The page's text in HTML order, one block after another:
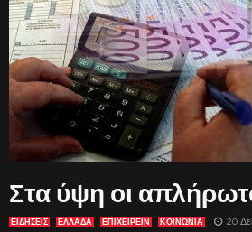
Στα ύψη οι
ΕΙΔΗΣΕΙΣ ΕΛΛΑΔΑ ΕΠΙΧΕΙΡΕΙΝ ΚΟΙΝΩΝΙΑ
20